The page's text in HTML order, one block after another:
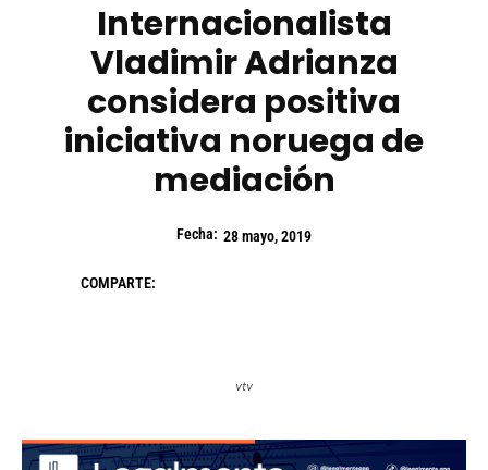
Internacionalista
Vladimir Adrianza
considera positiva
iniciativa noruega de
mediación
Fecha: 28 mayo, 2019
COMPARTE:
vtv